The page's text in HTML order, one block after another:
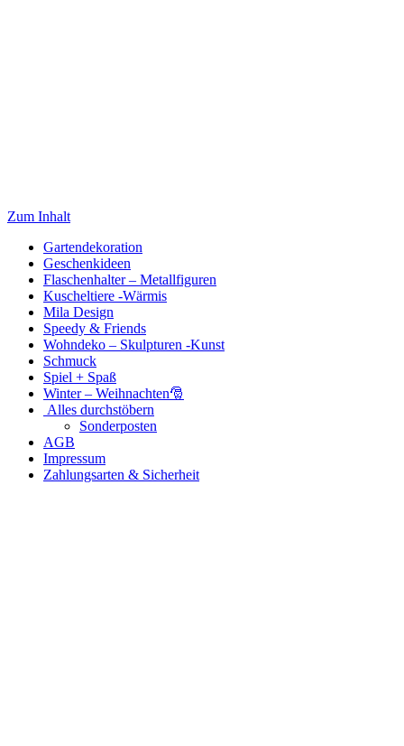
Zum Inhalt
Gartendekoration
Geschenkideen
Flaschenhalter – Metallfiguren
Kuscheltiere -Wärmis
Mila Design
Speedy & Friends
Wohndeko – Skulpturen -Kunst
Schmuck
Spiel + Spaß
Winter – Weihnachten🎅
Alles durchstöbern
Sonderposten
AGB
Impressum
Zahlungsarten & Sicherheit